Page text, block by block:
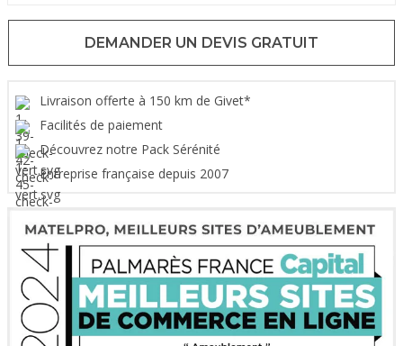
DEMANDER UN DEVIS GRATUIT
Livraison offerte à 150 km de Givet*
Facilités de paiement
Découvrez notre Pack Sérénité
Entreprise française depuis 2007